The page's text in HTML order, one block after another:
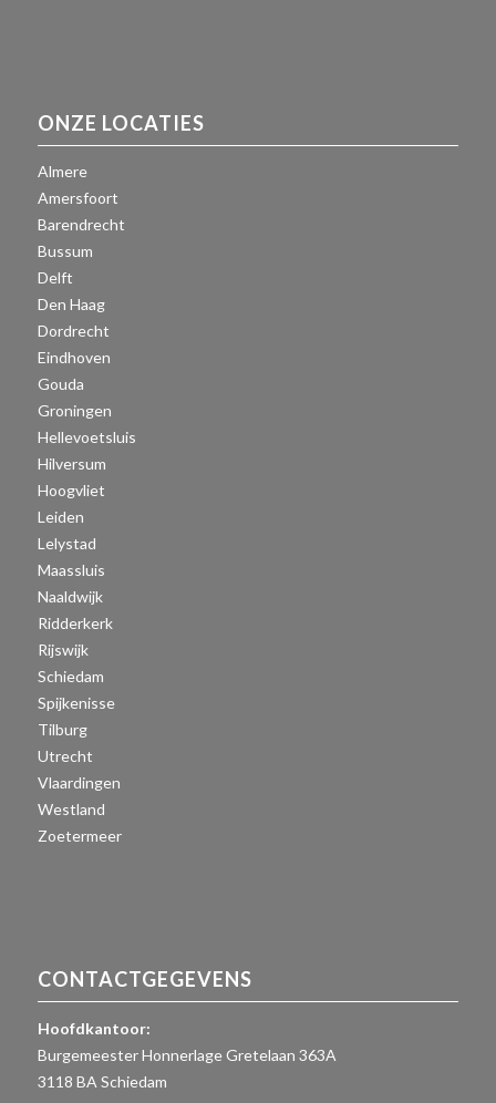
ONZE LOCATIES
Almere
Amersfoort
Barendrecht
Bussum
Delft
Den Haag
Dordrecht
Eindhoven
Gouda
Groningen
Hellevoetsluis
Hilversum
Hoogvliet
Leiden
Lelystad
Maassluis
Naaldwijk
Ridderkerk
Rijswijk
Schiedam
Spijkenisse
Tilburg
Utrecht
Vlaardingen
Westland
Zoetermeer
CONTACTGEGEVENS
Hoofdkantoor:
Burgemeester Honnerlage Gretelaan 363A
3118 BA Schiedam